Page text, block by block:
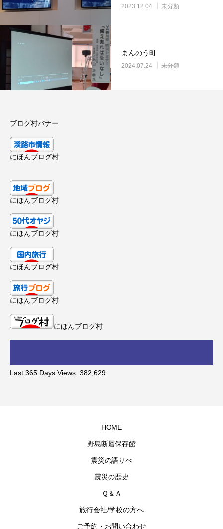
2023.12.04 未分類
まんのう町
2024.07.24 未分類
ブログ村バナー
にほんブログ村
にほんブログ村
にほんブログ村
にほんブログ村
にほんブログ村
にほんブログ村
Last 365 Days Views: 382,629
HOME
野島断層保存館
震災の語りべ
震災の歴史
Ｑ＆Ａ
旅行会社/学校の方へ
ご予約・お問い合わせ